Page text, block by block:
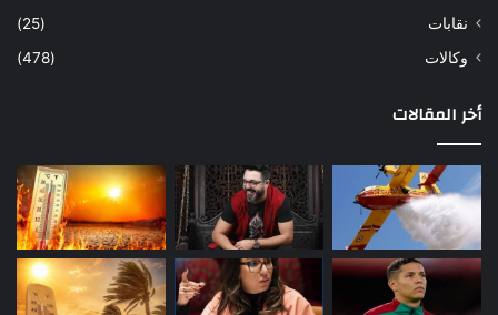
نقابات
(25)
وكالات
(478)
أخر المقالات